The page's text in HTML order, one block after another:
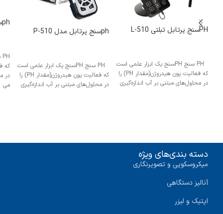
PHسنج پرتابل تبلتی L-510
PH سنج PHسنج یک ابزار علمی است
که فعالیت یون هیدروژن(مقدار PH) را
در محلول‌های مبتنی بر آب اندازه‌گیری
phسنج پرتابل مدل P-510
PH سنج PHسنج یک ابزار علمی است
که فعالیت یون هیدروژن(مقدار PH) را
در محلول‌های مبتنی بر آب اندازه‌گیری
phسنج رومیزی مدل S610
در
می
دسته بندی‌های ویژه
میکروسکوپی و تصویرنگاری
آنالیز دستگاهی
اپتیک و لیزر